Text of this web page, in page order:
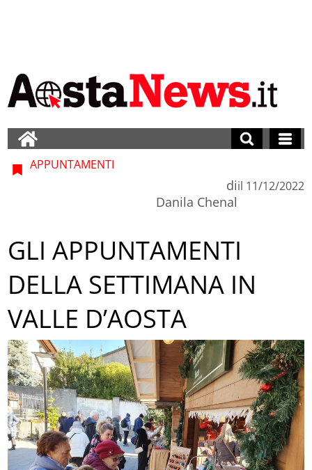
APPUNTAMENTI
di
Danila Chenal
il 11/12/2022
GLI APPUNTAMENTI
DELLA SETTIMANA IN
VALLE D’AOSTA